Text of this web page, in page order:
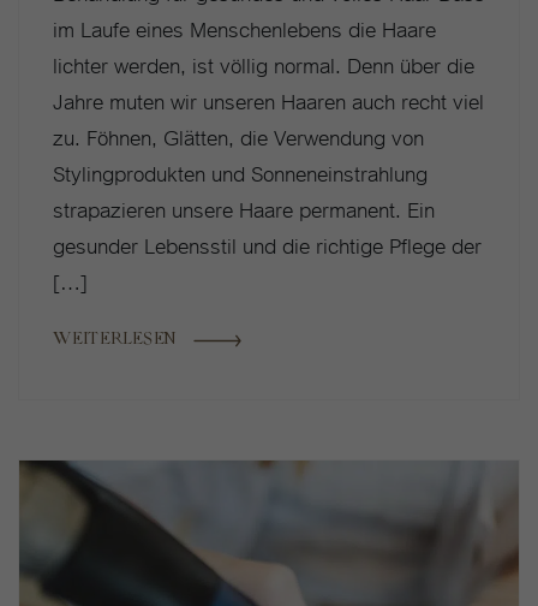
im Laufe eines Menschenlebens die Haare
lichter werden, ist völlig normal. Denn über die
Jahre muten wir unseren Haaren auch recht viel
zu. Föhnen, Glätten, die Verwendung von
Stylingprodukten und Sonneneinstrahlung
strapazieren unsere Haare permanent. Ein
gesunder Lebensstil und die richtige Pflege der
[…]
WEITERLESEN